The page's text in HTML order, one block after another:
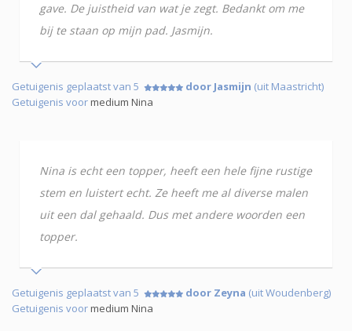
gave. De juistheid van wat je zegt. Bedankt om me
bij te staan op mijn pad. Jasmijn.
Getuigenis geplaatst van 5 door Jasmijn (uit Maastricht)
Getuigenis voormedium Nina
Nina is echt een topper, heeft een hele fijne rustige
stem en luistert echt. Ze heeft me al diverse malen
uit een dal gehaald. Dus met andere woorden een
topper.
Getuigenis geplaatst van 5 door Zeyna (uit Woudenberg)
Getuigenis voormedium Nina